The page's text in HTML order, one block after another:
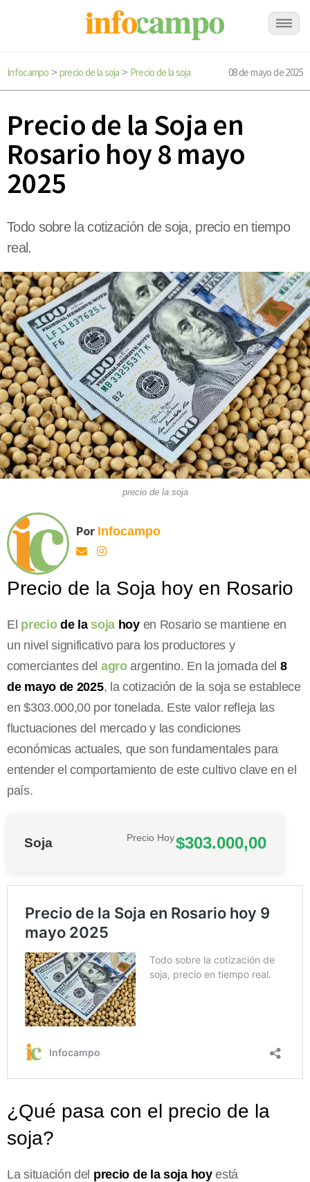
Infocampo > precio de la soja > Precio de la soja 08 de mayo de 2025
Precio de la Soja en
Rosario hoy 8 mayo
2025
Todo sobre la cotización de soja, precio en tiempo
real.
precio de la soja
Por Infocampo
Precio de la Soja hoy en Rosario
El preciode la soja hoyen Rosario se mantiene en
un nivel significativo para los productores y
comerciantes del agroargentino. En la jornada del 8
de mayo de 2025, la cotización de la soja se establece
en $303.000,00 por tonelada. Este valor refleja las
fluctuaciones del mercado y las condiciones
económicas actuales, que son fundamentales para
entender el comportamiento de este cultivo clave en el
país.
Soja Precio Hoy$303.000,00
¿Qué pasa con el precio de la
soja?
La situación del precio de la soja hoyestá